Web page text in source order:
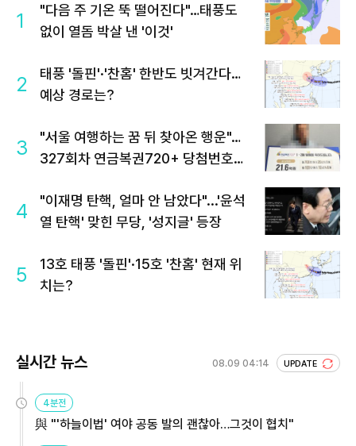
1
"다음 주 기온 뚝 떨어진다"…태풍도
없이 열돔 박살 낸 '이것'
2
태풍 '돌핀'·'찬홈' 한반도 빗겨간다…
예상 경로는?
3
"서울 여행하는 꿈 뒤 찾아온 행운"…
327회차 연금복권720+ 당첨번호조
4
"이재명 탄핵, 얼마 안 남았다"...'윤석
열 탄핵' 맞힌 무당, '성지글' 등장
5
13호 태풍 '돌핀'·15호 '찬홈' 현재 위
치는?
실시간 뉴스 08.09 04:14 UPDATE
4분전
與 "'하늘이법' 여야 공동 발의 괜찮아…그것이 협치"